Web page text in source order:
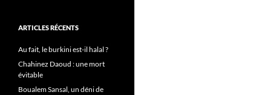
ARTICLES RÉCENTS
Au fait, le burkini est-il halal ?
Chahinez Daoud : une mort
évitable
Boualem Sansal, un déni de